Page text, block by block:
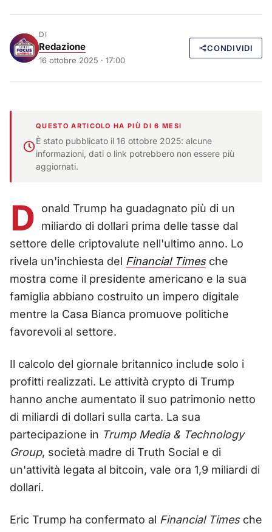
DI
Redazione
16 ottobre 2025 · 17:00
CONDIVIDI
QUESTO ARTICOLO HA PIÙ DI 6 MESI
È stato pubblicato il 16 ottobre 2025: alcune
informazioni, dati o link potrebbero non essere più
aggiornati.
D
onald Trump ha guadagnato più di un
miliardo di dollari prima delle tasse dal
settore delle criptovalute nell'ultimo anno. Lo
rivela un'inchiesta del Financial Timesche
mostra come il presidente americano e la sua
famiglia abbiano costruito un impero digitale
mentre la Casa Bianca promuove politiche
favorevoli al settore.
Il calcolo del giornale britannico include solo i
profitti realizzati. Le attività crypto di Trump
hanno anche aumentato il suo patrimonio netto
di miliardi di dollari sulla carta. La sua
partecipazione in Trump Media & Technology
Group, società madre di Truth Social e di
un'attività legata al bitcoin, vale ora 1,9 miliardi di
dollari.
Eric Trump ha confermato al Financial Timesche